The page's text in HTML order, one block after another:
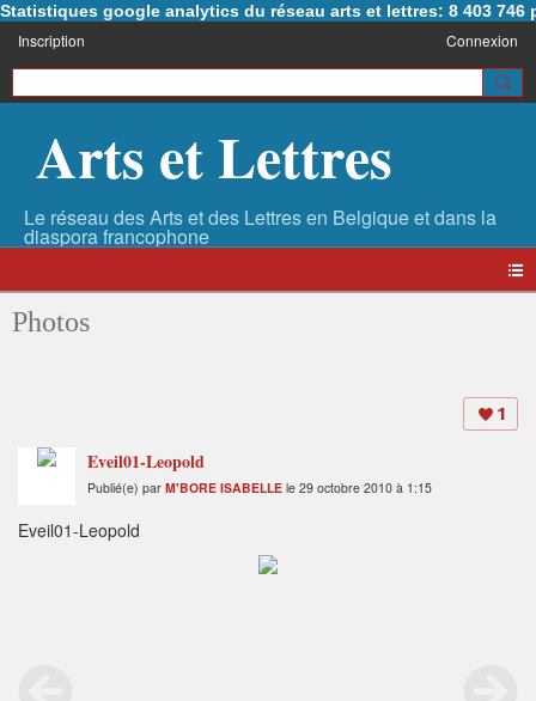
Statistiques google analytics du réseau arts et lettres: 8 403 746
Inscription Connexion
Arts et Lettres
Photos
1
Eveil01-Leopold
Publié(e) par M'BORE ISABELLE le 29 octobre 2010 à 1:15
Eveil01-Leopold